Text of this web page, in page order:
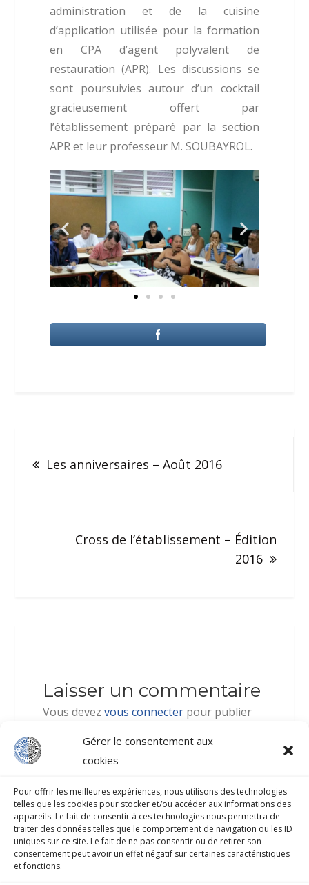
Gérer le consentement aux
cookies
Pour offrir les meilleures expériences, nous utilisons des technologies
telles que les cookies pour stocker et/ou accéder aux informations des
appareils. Le fait de consentir à ces technologies nous permettra de
traiter des données telles que le comportement de navigation ou les ID
uniques sur ce site. Le fait de ne pas consentir ou de retirer son
consentement peut avoir un effet négatif sur certaines caractéristiques
et fonctions.
administration et de la cuisine
d’application utilisée pour la formation
en CPA d’agent polyvalent de
restauration (APR). Les discussions se
sont poursuivies autour d’un cocktail
gracieusement offert par
l’établissement préparé par la section
APR et leur professeur M. SOUBAYROL.
Les anniversaires – Août 2016
Cross de l’établissement – Édition
2016
Laisser un commentaire
Vous devezvous connecter pour publier
COLLÈGE-LYCÉE PROFESSIONNEL D’ATUONA